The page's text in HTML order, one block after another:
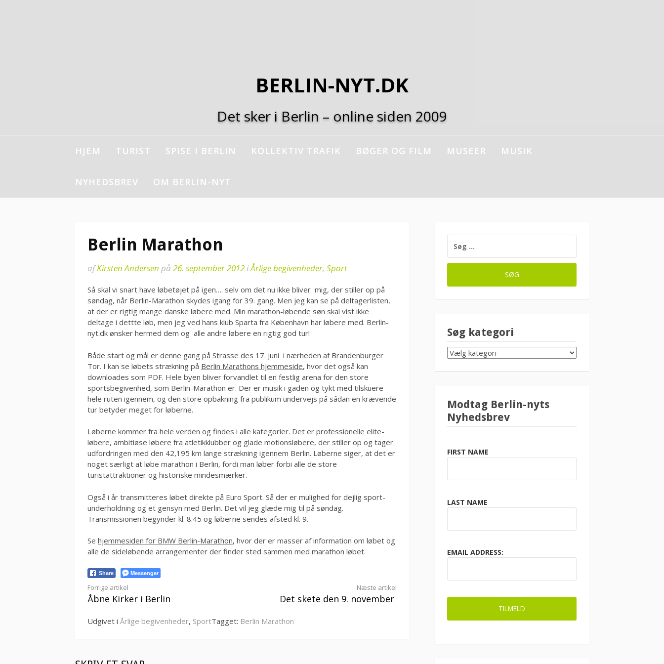
BERLIN-NYT.DK
Det sker i Berlin – online siden 2009
HJEM TURIST SPISE I BERLIN KOLLEKTIV TRAFIK BØGER OG FILM MUSEER MUSIK
NYHEDSBREV OM BERLIN-NYT
Berlin Marathon
afKirsten Andersen på 26. september 2012iÅrlige begivenheder, Sport
Så skal vi snart have løbetøjet på igen…. selv om det nu ikke bliver mig, der stiller op på
søndag, når Berlin-Marathon skydes igang for 39. gang. Men jeg kan se på deltagerlisten,
at der er rigtig mange danske løbere med. Min marathon-løbende søn skal vist ikke
deltage i dettte løb, men jeg ved hans klub Sparta fra København har løbere med. Berlin-
nyt.dk ønsker hermed dem og alle andre løbere en rigtig god tur!
Både start og mål er denne gang på Strasse des 17. juni i nærheden af Brandenburger
Tor. I kan se løbets strækning på Berlin Marathons hjemmeside, hvor det også kan
downloades som PDF. Hele byen bliver forvandlet til en festlig arena for den store
sportsbegivenhed, som Berlin-Marathon er. Der er musik i gaden og tykt med tilskuere
hele ruten igennem, og den store opbakning fra publikum undervejs på sådan en krævende
tur betyder meget for løberne.
Løberne kommer fra hele verden og findes i alle kategorier. Det er professionelle elite-
løbere, ambitiøse løbere fra atletikklubber og glade motionsløbere, der stiller op og tager
udfordringen med den 42,195 km lange strækning igennem Berlin. Løberne siger, at det er
noget særligt at løbe marathon i Berlin, fordi man løber forbi alle de store
turistattraktioner og historiske mindesmærker.
Også i år transmitteres løbet direkte på Euro Sport. Så der er mulighed for dejlig sport-
underholdning og et gensyn med Berlin. Det vil jeg glæde mig til på søndag.
Transmissionen begynder kl. 8.45 og løberne sendes afsted kl. 9.
Se hjemmesiden for BMW Berlin-Marathon, hvor der er masser af information om løbet og
alle de sideløbende arrangementer der finder sted sammen med marathon løbet.
Share Messenger
Læs
Forrige artikel
Åbne Kirker i Berlin
Næste artikel
Det skete den 9. november
Udgivet i Årlige begivenheder, SportTagget: Berlin Marathon
EFTER:
Søg kategori
SØG
KATEGORI
Modtag Berlin-nyts
Nyhedsbrev
FIRST NAME
LAST NAME
EMAIL ADDRESS: